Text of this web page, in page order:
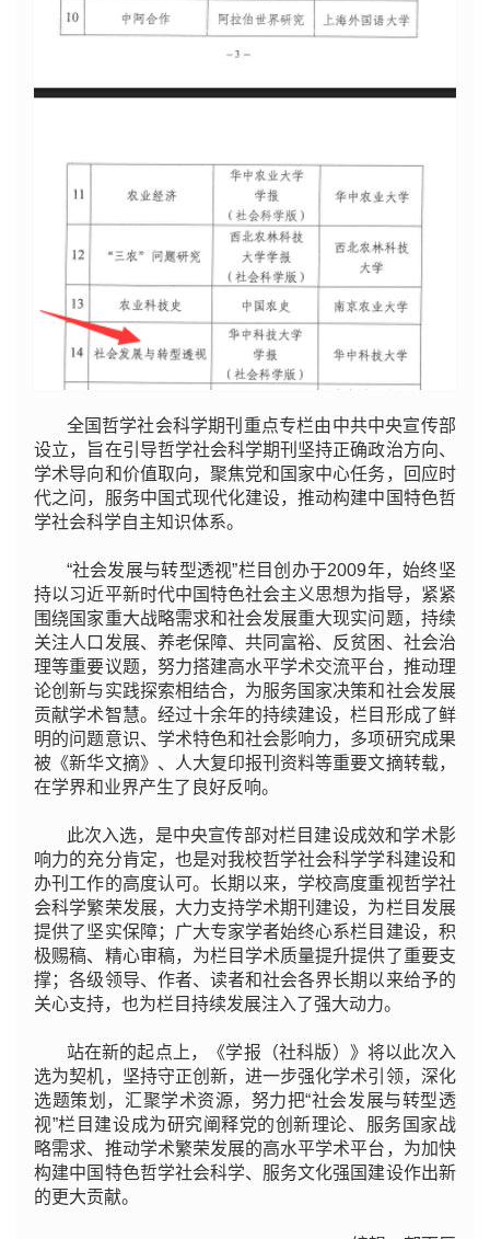
全国哲学社会科学期刊重点专栏由中共中央宣传部
设立，旨在引导哲学社会科学期刊坚持正确政治方向、
学术导向和价值取向，聚焦党和国家中心任务，回应时
代之问，服务中国式现代化建设，推动构建中国特色哲
学社会科学自主知识体系。
“社会发展与转型透视”栏目创办于2009年，始终坚
持以习近平新时代中国特色社会主义思想为指导，紧紧
围绕国家重大战略需求和社会发展重大现实问题，持续
关注人口发展、养老保障、共同富裕、反贫困、社会治
理等重要议题，努力搭建高水平学术交流平台，推动理
论创新与实践探索相结合，为服务国家决策和社会发展
贡献学术智慧。经过十余年的持续建设，栏目形成了鲜
明的问题意识、学术特色和社会影响力，多项研究成果
被《新华文摘》、人大复印报刊资料等重要文摘转载，
在学界和业界产生了良好反响。
此次入选，是中央宣传部对栏目建设成效和学术影
响力的充分肯定，也是对我校哲学社会科学学科建设和
办刊工作的高度认可。长期以来，学校高度重视哲学社
会科学繁荣发展，大力支持学术期刊建设，为栏目发展
提供了坚实保障；广大专家学者始终心系栏目建设，积
极赐稿、精心审稿，为栏目学术质量提升提供了重要支
撑；各级领导、作者、读者和社会各界长期以来给予的
关心支持，也为栏目持续发展注入了强大动力。
站在新的起点上，《学报（社科版）》将以此次入
选为契机，坚持守正创新，进一步强化学术引领，深化
选题策划，汇聚学术资源，努力把“社会发展与转型透
视”栏目建设成为研究阐释党的创新理论、服务国家战
略需求、推动学术繁荣发展的高水平学术平台，为加快
构建中国特色哲学社会科学、服务文化强国建设作出新
的更大贡献。